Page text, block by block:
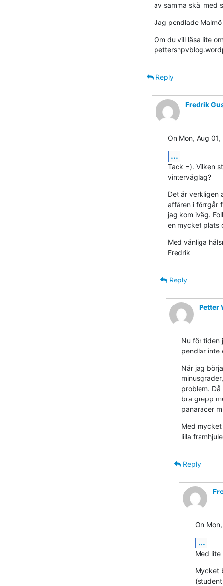
av samma skäl med
Jag pendlade
Om du vill läsa lite
Reply
Fredrik
On Mon, Aug
...
Tack =). Vilken
vinterväglag?
Det är verkligen
affären i förrgår
jag kom iväg.
en mycket plats
Med vänliga
Fredrik
Reply
Petter
Nu för tiden
pendlar inte
När jag
problem.
bra grepp
panaracer
Med
lilla
Reply
On
...
Med
Mycket